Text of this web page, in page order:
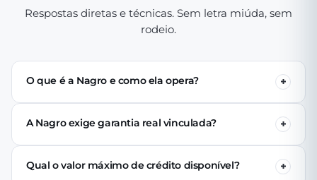
Respostas diretas e técnicas. Sem letra miúda, sem
rodeio.
O que é a Nagro e como ela opera?
A Nagro é uma Sociedade de Crédito Direto (SCD)
autorizada pelo Banco Central, especializada em crédito
se cadastra pelo app, passa pela análise técnica de perfil
produtivo e (se aprovado) recebe o crédito via PIX em até
A Nagro exige garantia real vinculada?
Não. Nenhuma linha de crédito da Nagro exige penhor
de terra, rebanho ou maquinário. A análise é baseada no
perfil produtivo do tomador — histórico, capacidade de
Qual o valor máximo de crédito disponível?